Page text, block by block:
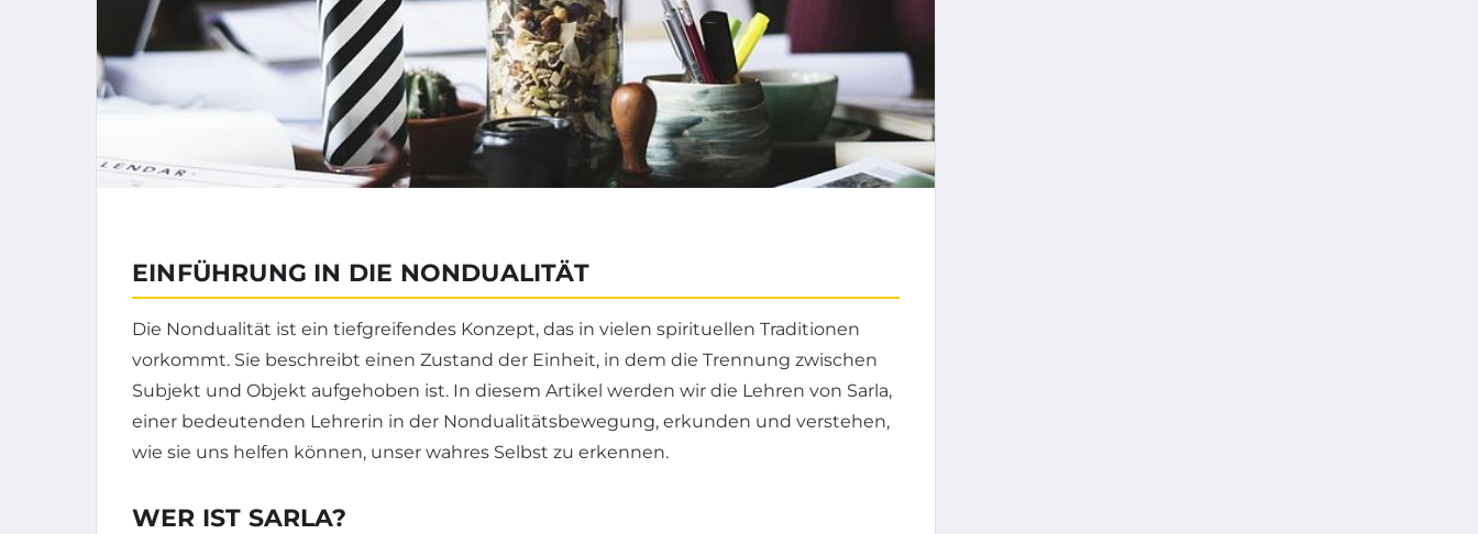
EINFÜHRUNG IN DIE NONDUALITÄT
Die Nondualität ist ein tiefgreifendes Konzept, das in vielen spirituellen Traditionen
vorkommt. Sie beschreibt einen Zustand der Einheit, in dem die Trennung zwischen
Subjekt und Objekt aufgehoben ist. In diesem Artikel werden wir die Lehren von Sarla,
einer bedeutenden Lehrerin in der Nondualitätsbewegung, erkunden und verstehen,
wie sie uns helfen können, unser wahres Selbst zu erkennen.
WER IST SARLA?